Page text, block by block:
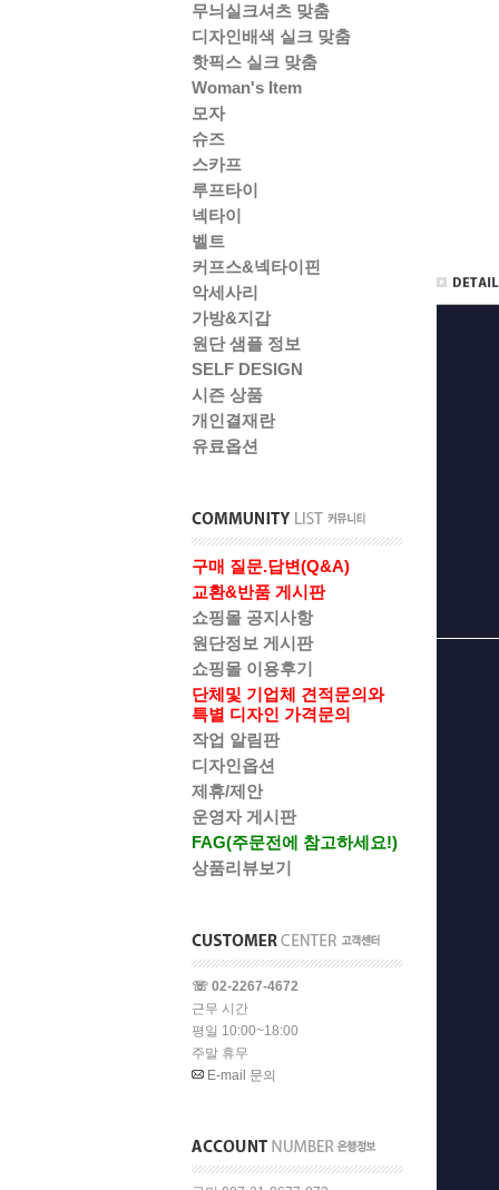
무늬실크셔츠 맞춤
디자인배색 실크 맞춤
핫픽스 실크 맞춤
Woman's Item
모자
슈즈
스카프
루프타이
넥타이
벨트
커프스&넥타이핀
악세사리
가방&지갑
원단 샘플 정보
SELF DESIGN
시즌 상품
개인결재란
유료옵션
구매 질문.답변(Q&A)
교환&반품 게시판
쇼핑몰 공지사항
원단정보 게시판
쇼핑몰 이용후기
단체및 기업체 견적문의와
특별 디자인 가격문의
작업 알림판
디자인옵션
제휴/제안
운영자 게시판
FAG(주문전에 참고하세요!)
상품리뷰보기
☏ 02-2267-4672
근무 시간
평일 10:00~18:00
주말 휴무
E-mail 문의